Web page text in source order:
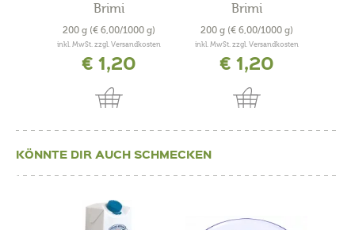
Brimi
200 g (€ 6,00/1000 g)
inkl. MwSt. zzgl. Versandkosten
€ 1,20
Brimi
200 g (€ 6,00/1000 g)
inkl. MwSt. zzgl. Versandkosten
€ 1,20
KÖNNTE DIR AUCH SCHMECKEN